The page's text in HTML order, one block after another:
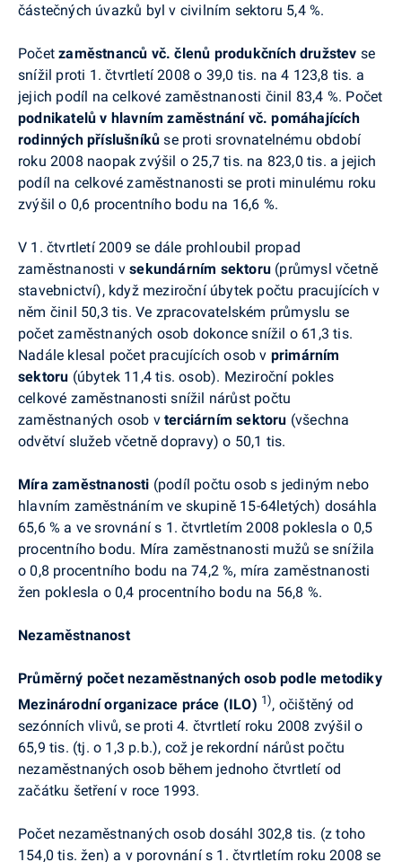
částečných úvazků byl v civilním sektoru 5,4 %.
Početzaměstnanců vč. členů produkčních družstev se
snížil proti 1. čtvrtletí 2008 o 39,0 tis. na 4 123,8 tis. a
jejich podíl na celkové zaměstnanosti činil 83,4 %. Počet
podnikatelů v hlavním zaměstnání vč. pomáhajících
rodinných příslušníkůse proti srovnatelnému období
roku 2008 naopak zvýšil o 25,7 tis. na 823,0 tis. a jejich
podíl na celkové zaměstnanosti se proti minulému roku
zvýšil o 0,6 procentního bodu na 16,6 %.
V 1. čtvrtletí 2009 se dále prohloubil propad
zaměstnanosti vsekundárním sektoru (průmysl včetně
stavebnictví), když meziroční úbytek počtu pracujících v
něm činil 50,3 tis. Ve zpracovatelském průmyslu se
počet zaměstnaných osob dokonce snížil o 61,3 tis.
Nadále klesal počet pracujících osob v primárním
sektoru (úbytek 11,4 tis. osob). Meziroční pokles
celkové zaměstnanosti snížil nárůst počtu
zaměstnaných osob v terciárním sektoru (všechna
odvětví služeb včetně dopravy) o 50,1 tis.
Míra zaměstnanosti (podíl počtu osob s jediným nebo
hlavním zaměstnáním ve skupině 15-64letých) dosáhla
65,6 % a ve srovnání s 1. čtvrtletím 2008 poklesla o 0,5
procentního bodu. Míra zaměstnanosti mužů se snížila
o 0,8 procentního bodu na 74,2 %, míra zaměstnanosti
žen poklesla o 0,4 procentního bodu na 56,8 %.
Nezaměstnanost
Průměrný počet nezaměstnaných osob podle metodiky
Mezinárodní organizace práce (ILO) 1), očištěný od
sezónních vlivů, se proti 4. čtvrtletí roku 2008 zvýšil o
65,9 tis. (tj. o 1,3 p.b.), což je rekordní nárůst počtu
nezaměstnaných osob během jednoho čtvrtletí od
začátku šetření v roce 1993.
Počet nezaměstnaných osob dosáhl 302,8 tis. (z toho
154,0 tis. žen) a v porovnání s 1. čtvrtletím roku 2008 se